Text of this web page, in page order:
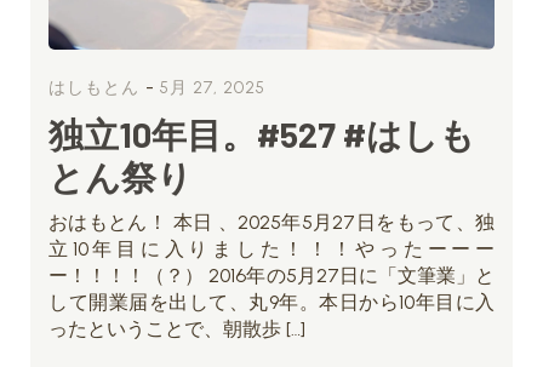
はしもとん - 5月 27, 2025
独立10年目。#527 #はしも
とん祭り
おはもとん！ 本日 、2025年5月27日をもって、独
立10年目に入りました！！！やったーーー
ー！！！！（？） 2016年の5月27日に「文筆業」と
して開業届を出して、丸9年。本日から10年目に入
ったということで、朝散歩 […]